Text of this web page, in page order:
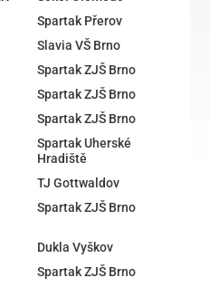
Spartak Přerov
Slavia VŠ Brno
Spartak ZJŠ Brno
Spartak ZJŠ Brno
Spartak ZJŠ Brno
Spartak Uherské
Hradiště
TJ Gottwaldov
Spartak ZJŠ Brno
Dukla Vyškov
Spartak ZJŠ Brno